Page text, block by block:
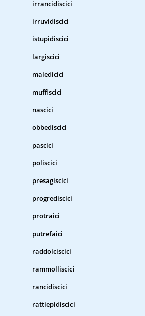
irrancidiscici
irruvidiscici
istupidiscici
largiscici
maledicici
muffiscici
nascici
obbediscici
pascici
poliscici
presagiscici
progrediscici
protraici
putrefaici
raddolciscici
rammolliscici
rancidiscici
rattiepidiscici